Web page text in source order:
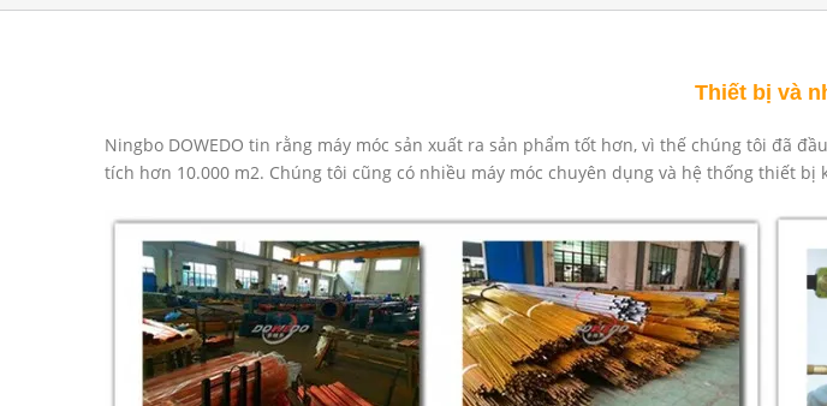
Thiết bị và
Ningbo DOWEDO tin rằng máy móc sản xuất ra sản phẩm tốt hơn, vì thế chúng tôi đã
tích hơn 10.000 m2. Chúng tôi cũng có nhiều máy móc chuyên dụng và hệ thống thiết bị